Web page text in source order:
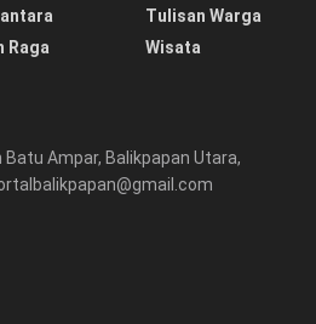
Raga
Tulisan Warga
Wisata
Ampar, Balikpapan Utara,